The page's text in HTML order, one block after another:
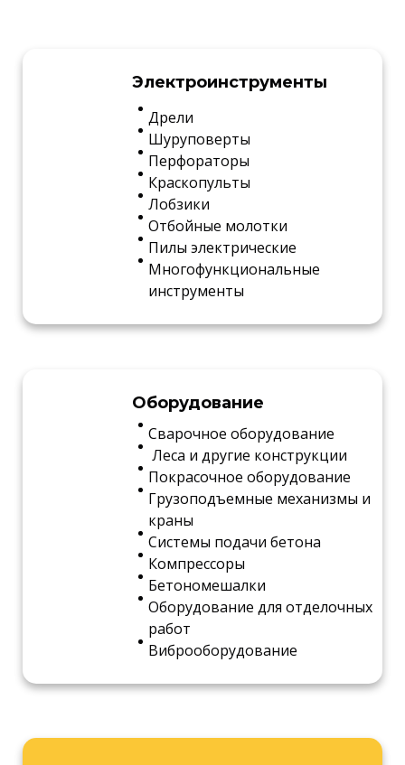
Электроинструменты
Дрели
Шуруповерты
Перфораторы
Краскопульты
Лобзики
Отбойные молотки
Пилы электрические
Многофункциональные
инструменты
Оборудование
Сварочное оборудование
Леса и другие конструкции
Покрасочное оборудование
Грузоподъемные механизмы и
краны
Системы подачи бетона
Компрессоры
Бетономешалки
Оборудование для отделочных
работ
Виброоборудование